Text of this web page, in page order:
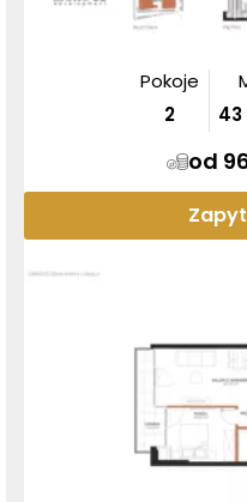
Pokoje
2
43
od